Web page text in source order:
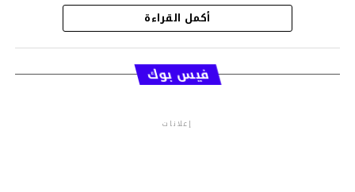
قسم الاخبار
أكمل القراءة
فيس بوك
إعلانات